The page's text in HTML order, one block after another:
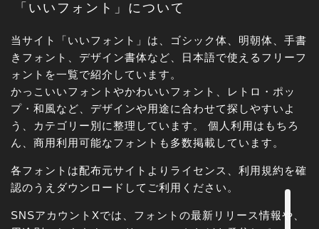
「いいフォント」について
当サイト「いいフォント」は、ゴシック体、明朝体、手書
きフォント、デザイン書体など、日本語で使えるフリーフ
ォントを一覧で紹介しています。
かっこいいフォントやかわいいフォント、レトロ・ポッ
プ・和風など、デザインや用途に合わせて探しやすいよ
う、カテゴリー別に整理しています。 個人利用はもちろ
ん、商用利用可能なフォントも多数掲載しています。
各フォントは配布元サイトよりライセンス、利用規約を確
認のうえダウンロードしてご利用ください。
SNSアカウントXでは、フォントの最新リリース情報や、
角ゴシック
丸ゴシック体
明朝体
手書き風